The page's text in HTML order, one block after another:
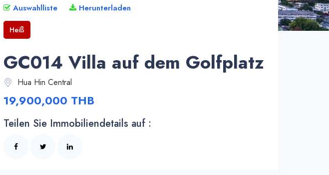
Auswahlliste Herunterladen
Heiß
GC014 Villa auf dem Golfplatz
Hua Hin Central
19,900,000 THB
Teilen Sie Immobiliendetails auf :